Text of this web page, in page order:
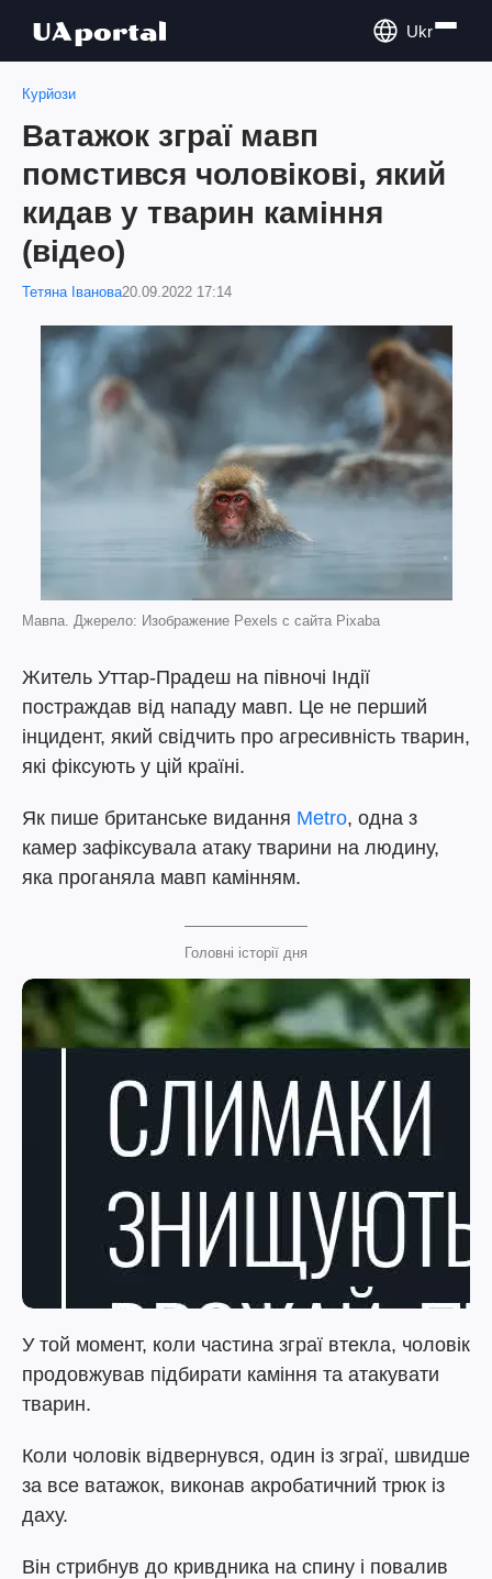
Ukr
Курйози
Ватажок зграї мавп
помстився чоловікові, який
кидав у тварин каміння
(відео)
Тетяна Іванова20.09.2022 17:14
Мавпа. Джерело: Изображение Pexels с сайта Pixaba
Житель Уттар-Прадеш на півночі Індії
постраждав від нападу мавп. Це не перший
інцидент, який свідчить про агресивність тварин,
які фіксують у цій країні.
Як пише британське видання Metro, одна з
камер зафіксувала атаку тварини на людину,
яка проганяла мавп камінням.
Головні історії дня
У той момент, коли частина зграї втекла, чоловік
продовжував підбирати каміння та атакувати
тварин.
Коли чоловік відвернувся, один із зграї, швидше
за все ватажок, виконав акробатичний трюк із
даху.
Він стрибнув до кривдника на спину і повалив